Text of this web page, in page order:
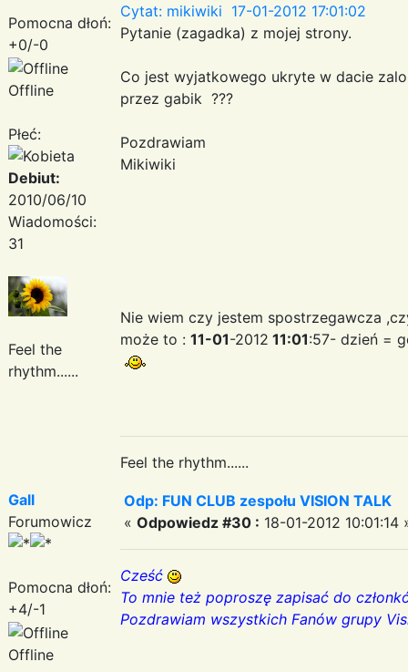
Pomocna dłoń:
+0/-0
Offline
Płeć:
Debiut:
2010/06/10
Wiadomości:
31
Feel the
rhythm......
Cytat: mikiwiki 17-01-2012 17:01:02
Pytanie (zagadka) z mojej strony.
Co jest wyjatkowego ukryte w dacie
przez gabik ???
Pozdrawiam
Mikiwiki
Nie wiem czy jestem spostrzegawcza
może to : 11-01-2012 11:01:57- dzień =
Feel the rhythm......
Gall
Forumowicz
Pomocna dłoń:
+4/-1
Offline
Odp: FUN CLUB zespołu VISION TALK
« Odpowiedz #30 : 18-01-2012 10:01:14
Cześć
To mnie też poproszę zapisać do
Pozdrawiam wszystkich Fanów grupy